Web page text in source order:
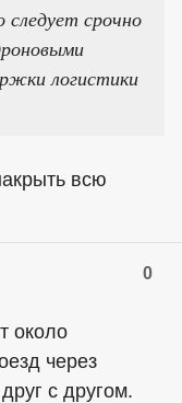
срочно
логистики
всю
0
около
через
с другом.